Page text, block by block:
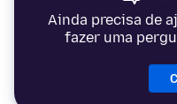
Ainda precisa de
fazer uma